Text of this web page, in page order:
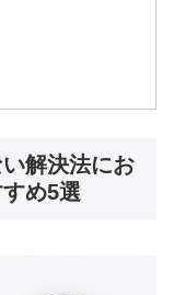
解決法にお
め5選